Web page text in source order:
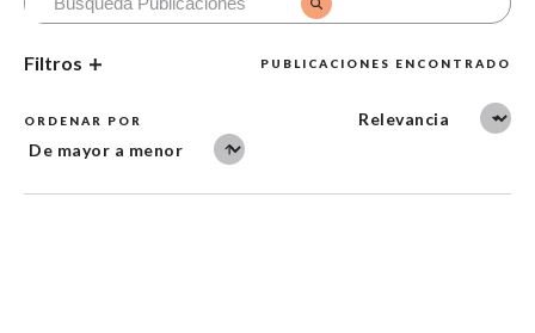
PUBLICACIONES ENCONTRADO
Filtros
ORDENAR POR